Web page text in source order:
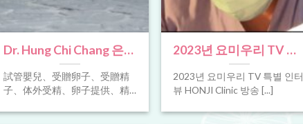
Dr. Hung Chi Chang 은
2023년 7월 일본 생식 의
학 회의에서 연설하도록
試管嬰兒、受贈卵子、受贈精
子、体外受精、卵子提供、精
、정자 공여、In vitro
2023년 요미우리 TV 특
별 인터뷰 HONJI Clinic
방송 -2019년 11월 IVF
2023년 요미우리 TV 특별 인터
뷰 HONJI Clinic 방송 [...]